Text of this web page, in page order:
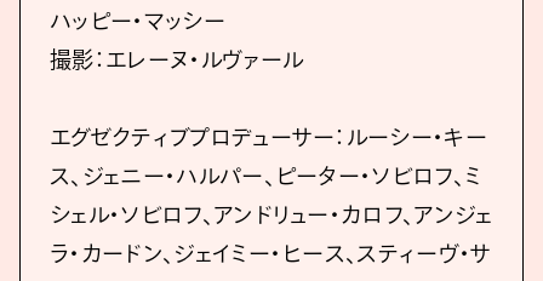
ハッピー・マッシー
撮影：エレーヌ・ルヴァール
エグゼクティブプロデューサー：ルーシー・キー
ス、ジェニー・ハルパー、ピーター・ソビロフ、ミ
シェル・ソビロフ、アンドリュー・カロフ、アンジェ
ラ・カードン、ジェイミー・ヒース、スティーヴ・サ